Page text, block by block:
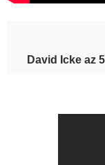
David Icke az